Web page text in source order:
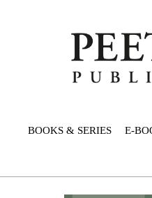
BOOKS & SERIES E-